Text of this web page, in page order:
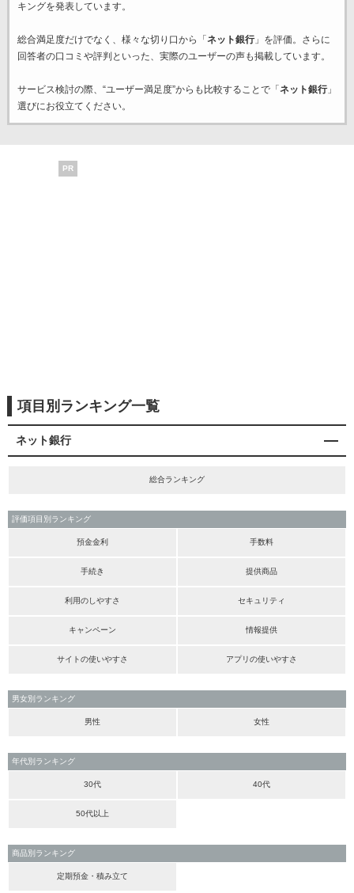
キングを発表しています。
総合満足度だけでなく、様々な切り口から「 ネット銀行」を評価。さらに
回答者の口コミや評判といった、実際のユーザーの声も掲載しています。
サービス検討の際、“ユーザー満足度”からも比較することで「 ネット銀行」
選びにお役立てください。
PR
項目別ランキング一覧
ネット銀行
総合ランキング
評価項目別ランキング
預金金利 手数料
手続き 提供商品
利用のしやすさ セキュリティ
キャンペーン 情報提供
サイトの使いやすさ アプリの使いやすさ
男女別ランキング
男性 女性
年代別ランキング
30代 40代
50代以上
商品別ランキング
定期預金・積み立て